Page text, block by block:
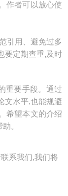
作者可以放心使
引用、避免过多
要定期查重,及时
重要手段。通过
文水平,也能规避
希望本文的介绍
。
系我们,我们将